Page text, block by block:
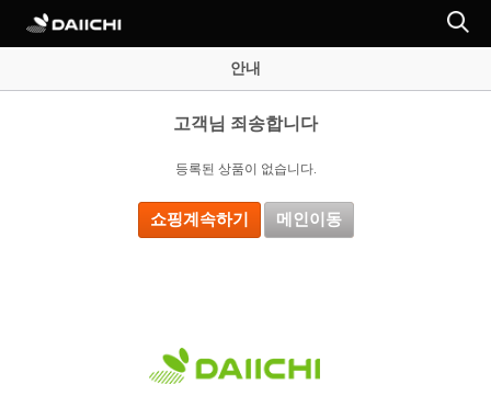
안내
고객님 죄송합니다
등록된 상품이 없습니다.
쇼핑계속하기 메인이동